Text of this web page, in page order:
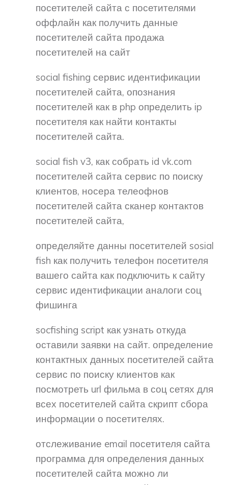
посетителей сайта с посетителями
оффлайн как получить данные
посетителей сайта продажа
посетителей на сайт
social fishing сервис идентификации
посетителей сайта, опознания
посетителей как в php определить ip
посетителя как найти контакты
посетителей сайта.
social fish v3, как собрать id vk.com
посетителей сайта сервис по поиску
клиентов, носера телеофнов
посетителей сайта сканер контактов
посетителей сайта,
определяйте данны посетителей sosial
fish как получить телефон посетителя
вашего сайта как подключить к сайту
сервис идентификации аналоги соц
фишинга
socfishing script как узнать откуда
оставили заявки на сайт. определение
контактных данных посетителей сайта
сервис по поиску клиентов как
посмотреть url фильма в соц сетях для
всех посетителей сайта скрипт сбора
информации о посетителях.
отслеживание email посетителя сайта
программа для определения данных
посетителей сайта можно ли